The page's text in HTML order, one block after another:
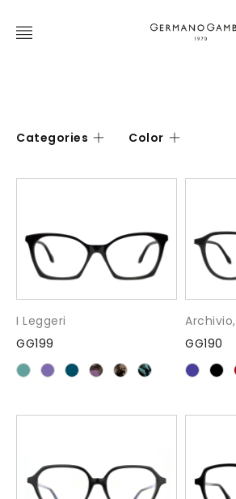
Categories Color
I Leggeri
GG199
Archivio,
GG190